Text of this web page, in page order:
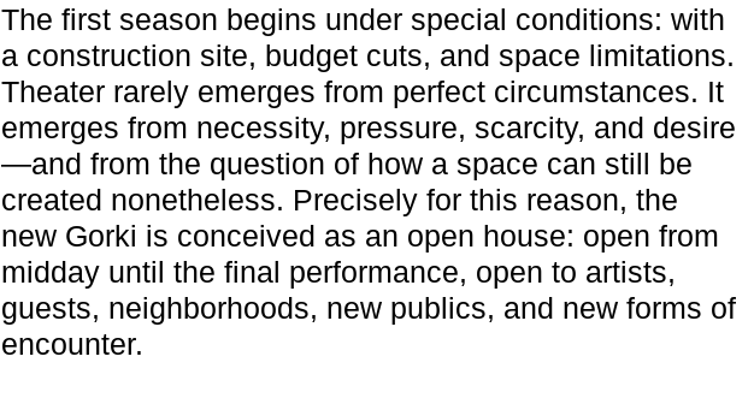
The first season begins under special conditions: with
a construction site, budget cuts, and space limitations.
Theater rarely emerges from perfect circumstances. It
emerges from necessity, pressure, scarcity, and desire
—and from the question of how a space can still be
created nonetheless. Precisely for this reason, the
new Gorki is conceived as an open house: open from
midday until the final performance, open to artists,
guests, neighborhoods, new publics, and new forms of
encounter.